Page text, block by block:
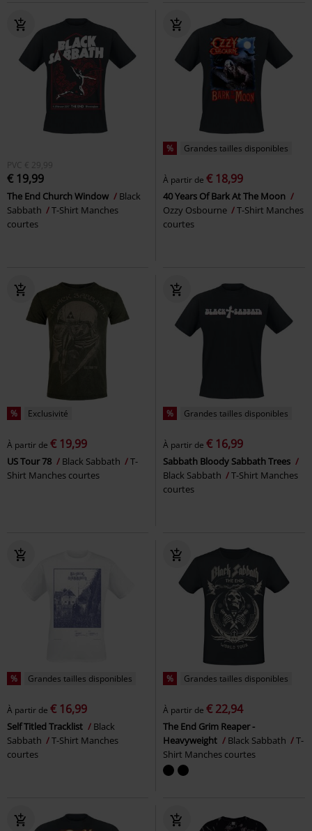
PVC € 29,99
€ 19,99
The End Church Window
Black
Sabbath
T-Shirt Manches
courtes
% Grandes tailles disponibles
À partir de € 18,99
40 Years Of Bark At The Moon
Ozzy Osbourne
T-Shirt Manches
courtes
% Exclusivité
À partir de € 19,99
US Tour 78 Black Sabbath
T-
Shirt Manches courtes
% Grandes tailles disponibles
À partir de € 16,99
Sabbath Bloody Sabbath Trees
Black Sabbath
T-Shirt Manches
courtes
% Grandes tailles disponibles
À partir de € 16,99
Self Titled Tracklist
Black
Sabbath
T-Shirt Manches
courtes
% Grandes tailles disponibles
À partir de € 22,94
The End Grim Reaper -
Heavyweight
Black Sabbath
T-
Shirt Manches courtes